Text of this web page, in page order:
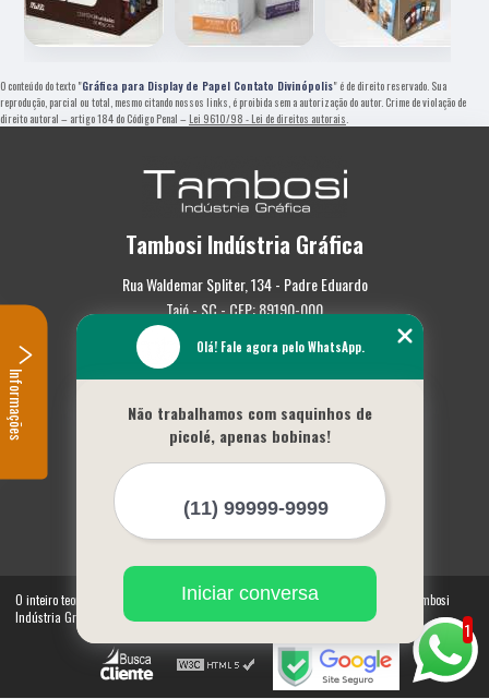
O conteúdo do texto "Gráfica para Display de Papel Contato Divinópolis" é de direito reservado. Sua
reprodução, parcial ou total, mesmo citando nossos links, é proibida sem a autorização do autor. Crime de violação de
direito autoral – artigo 184 do Código Penal – Lei 9610/98 - Lei de direitos autorais
Tambosi Indústria Gráfica
Rua Waldemar Spliter, 134 - Padre Eduardo
Taió - SC - CEP: 89190-000
(47) 3562-0587
Empresa
Missão
Serviços
Mapa do site
Mais Serviços
O inteiro teor deste site está sujeito à proteção de direitos autorais. Copyright© Tambosi
Indústria Gráfica (Lei 9610 de 19/02/1998)
1
Olá! Fale agora pelo WhatsApp.
Não trabalhamos com saquinhos de
picolé, apenas bobinas!
Iniciar conversa
Informações